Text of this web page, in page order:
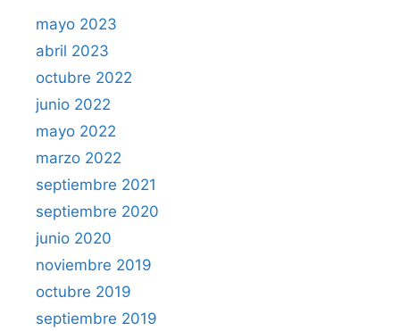
mayo 2023
abril 2023
octubre 2022
junio 2022
mayo 2022
marzo 2022
septiembre 2021
septiembre 2020
junio 2020
noviembre 2019
octubre 2019
septiembre 2019